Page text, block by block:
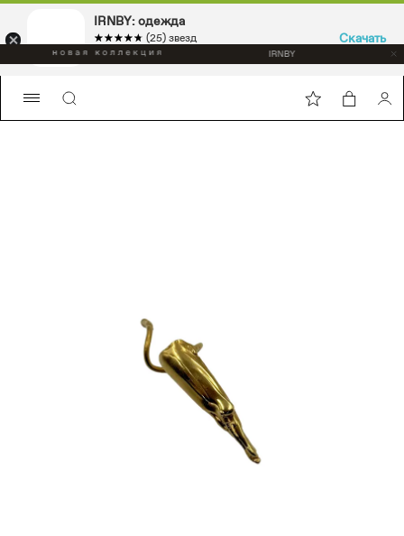
IRNBY: одежда
☆☆☆☆☆
★★★★★ (25) звезд
Sport & casual, аксессуары
Скачать